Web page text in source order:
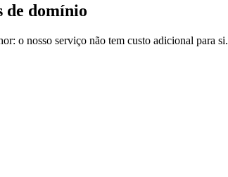
de domínio
o nosso serviço não tem custo adicional para si.